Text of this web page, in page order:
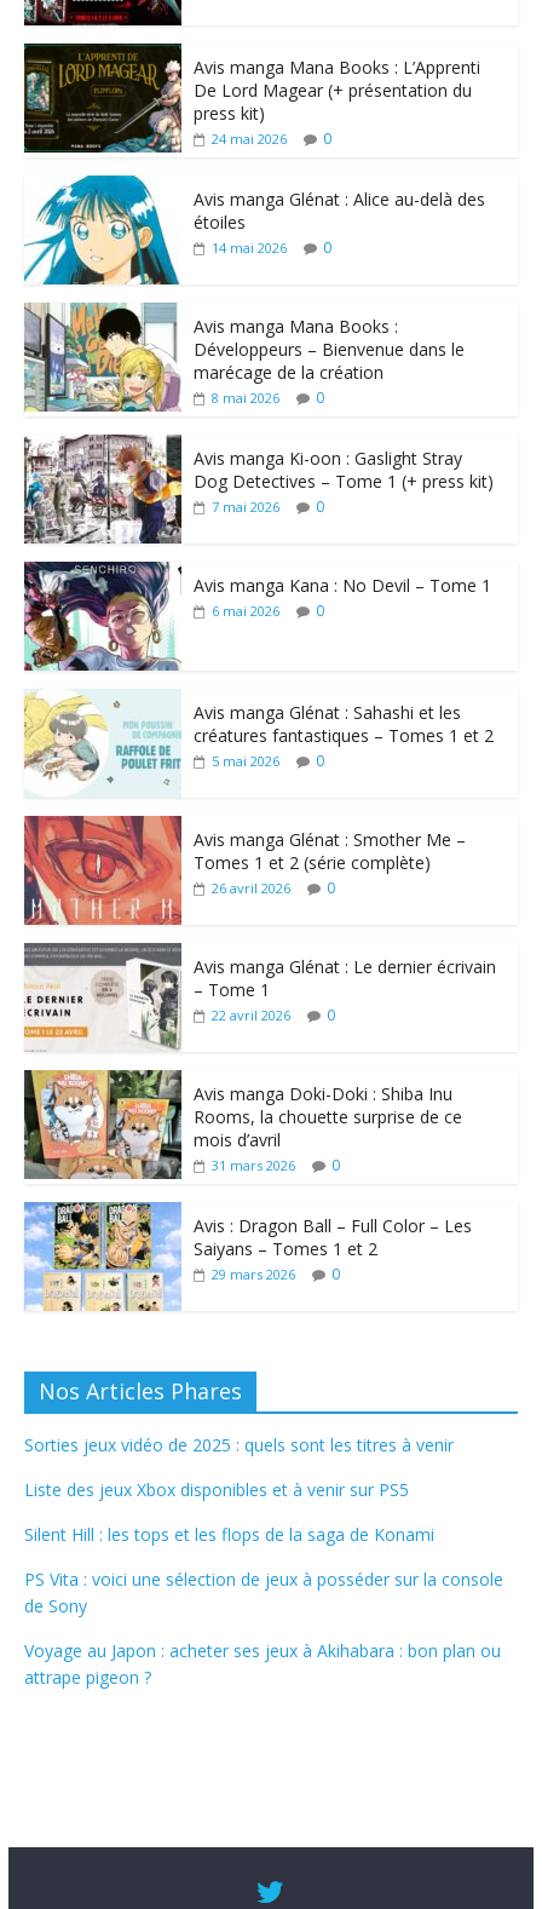
Avis manga Mana Books : L’Apprenti
De Lord Magear (+ présentation du
press kit)
24 mai 2026 0
Avis manga Glénat : Alice au-delà des
étoiles
14 mai 2026 0
Avis manga Mana Books :
Développeurs – Bienvenue dans le
marécage de la création
8 mai 2026 0
Avis manga Ki-oon : Gaslight Stray
Dog Detectives – Tome 1 (+ press kit)
7 mai 2026 0
Avis manga Kana : No Devil – Tome 1
6 mai 2026 0
Avis manga Glénat : Sahashi et les
créatures fantastiques – Tomes 1 et 2
5 mai 2026 0
Avis manga Glénat : Smother Me –
Tomes 1 et 2 (série complète)
26 avril 2026 0
Avis manga Glénat : Le dernier écrivain
– Tome 1
22 avril 2026 0
Avis manga Doki-Doki : Shiba Inu
Rooms, la chouette surprise de ce
mois d’avril
31 mars 2026 0
Avis : Dragon Ball – Full Color – Les
Saiyans – Tomes 1 et 2
29 mars 2026 0
Nos Articles Phares
Sorties jeux vidéo de 2025 : quels sont les titres à venir
Liste des jeux Xbox disponibles et à venir sur PS5
Silent Hill : les tops et les flops de la saga de Konami
PS Vita : voici une sélection de jeux à posséder sur la console
de Sony
Voyage au Japon : acheter ses jeux à Akihabara : bon plan ou
attrape pigeon ?